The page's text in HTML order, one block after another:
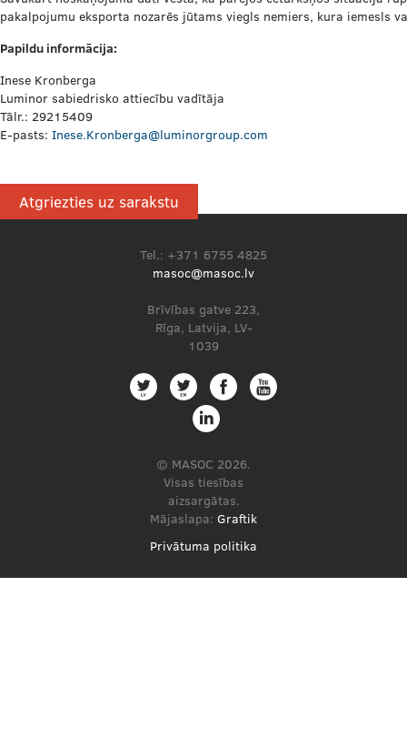
pakalpojumu eksporta nozarēs jūtams viegls nemiers, kura iemesls
Papildu informācija:
Inese Kronberga
Luminor sabiedrisko attiecību vadītāja
Tālr.: 29215409
E-pasts: Inese.Kronberga@luminorgroup.com
Atgriezties uz sarakstu
© MASOC 2026.
Visas tiesības
aizsargātas.
Mājaslapa: Graftik
Brīvības gatve 223,
Rīga, Latvija, LV-
1039
Tel.: +371 6755 4825
masoc@masoc.lv
Privātuma politika